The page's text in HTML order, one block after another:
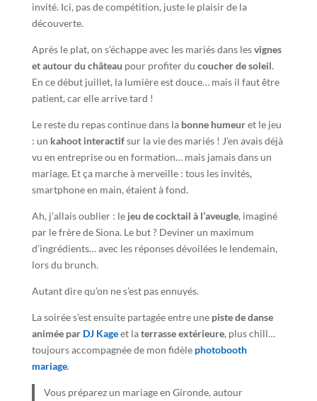
invité. Ici, pas de compétition, juste le plaisir de la
découverte.
Après le plat, on s’échappe avec les mariés dans lesvignes
et autour du château pour profiter du coucher de soleil.
En ce début juillet, la lumière est douce… mais il faut être
patient, car elle arrive tard !
Le reste du repas continue dans la bonne humeuret le jeu
: un kahoot interactifsur la vie des mariés ! J’en avais déjà
vu en entreprise ou en formation… mais jamais dans un
mariage. Et ça marche à merveille : tous les invités,
smartphone en main, étaient à fond.
Ah, j’allais oublier : le jeu de cocktail à l’aveugle, imaginé
par le frère de Siona. Le but ? Deviner un maximum
d’ingrédients… avec les réponses dévoilées le lendemain,
lors du brunch.
Autant dire qu’on ne s’est pas ennuyés.
La soirée s’est ensuite partagée entre une piste de danse
animée par DJ Kageet laterrasse extérieure, plus chill…
toujours accompagnée de mon fidèle photobooth
mariage.
Vous préparez un mariage en Gironde, autour